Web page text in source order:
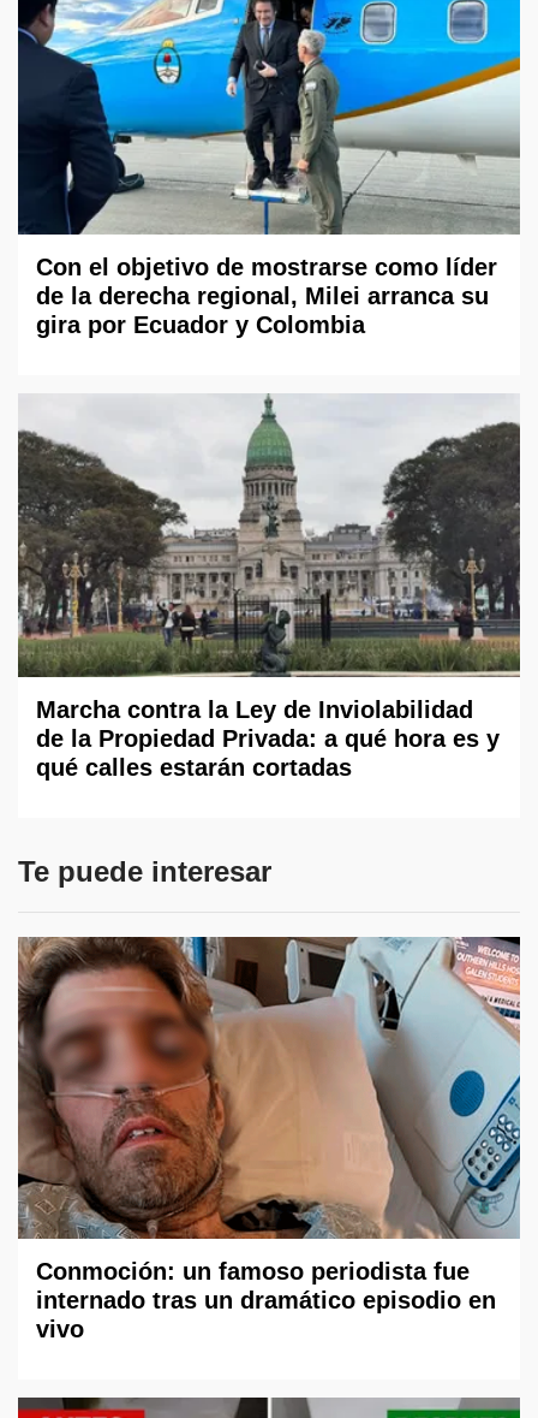
Con el objetivo de mostrarse como líder
de la derecha regional, Milei arranca su
gira por Ecuador y Colombia
Marcha contra la Ley de Inviolabilidad
de la Propiedad Privada: a qué hora es y
qué calles estarán cortadas
Te puede interesar
Conmoción: un famoso periodista fue
internado tras un dramático episodio en
vivo